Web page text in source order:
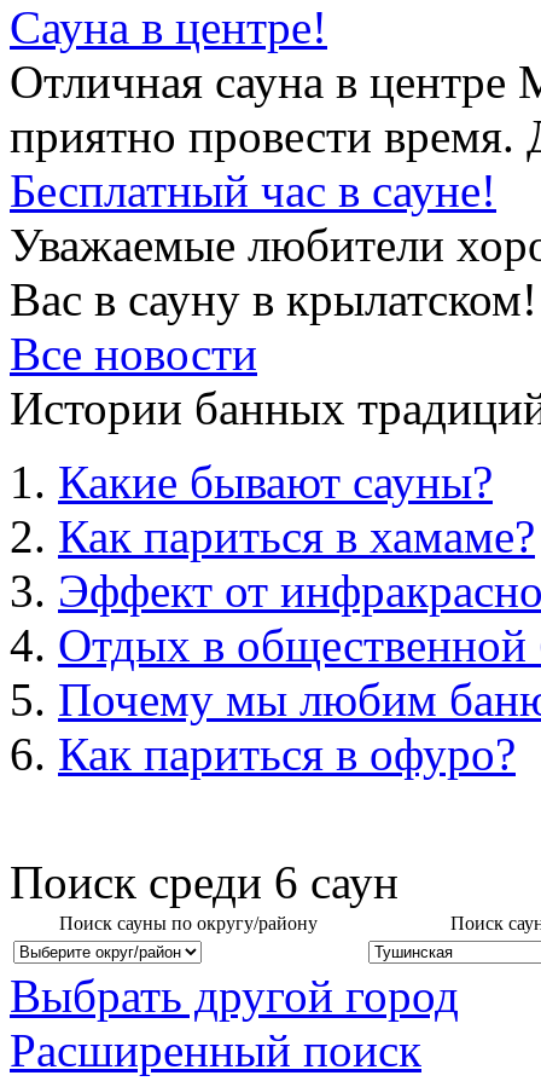
Сауна в центре!
Отличная сауна в центре
приятно провести
Бесплатный час в сауне!
Уважаемые любители
Вас в сауну в
Все новости
Истории банных
Какие бывают сауны?
Как париться в хамаме?
Эффект от
Отдых в общественной
Почему мы любим
Как париться в офуро?
Поиск среди 6 саун
Поиск сауны по округу/району Поиск
Выбрать другой город
Расширенный поиск